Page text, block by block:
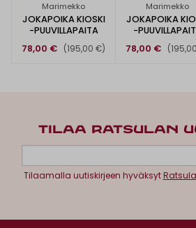
Marimekko
JOKAPOIKA KIOSKI
-PUUVILLAPAITA
78,00 €
(195,00 €)
Marimekko
JOKAPOIKA
-
78,00 €
TILAA RATSULAN
Tilaamalla uutiskirjeen hyväksyt